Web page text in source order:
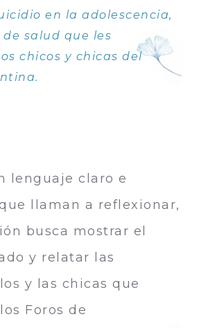
en la adolescencia,
salud que les
chicos y chicas del
lenguaje claro e
llaman a reflexionar,
busca mostrar el
y relatar las
y las chicas que
Foros de